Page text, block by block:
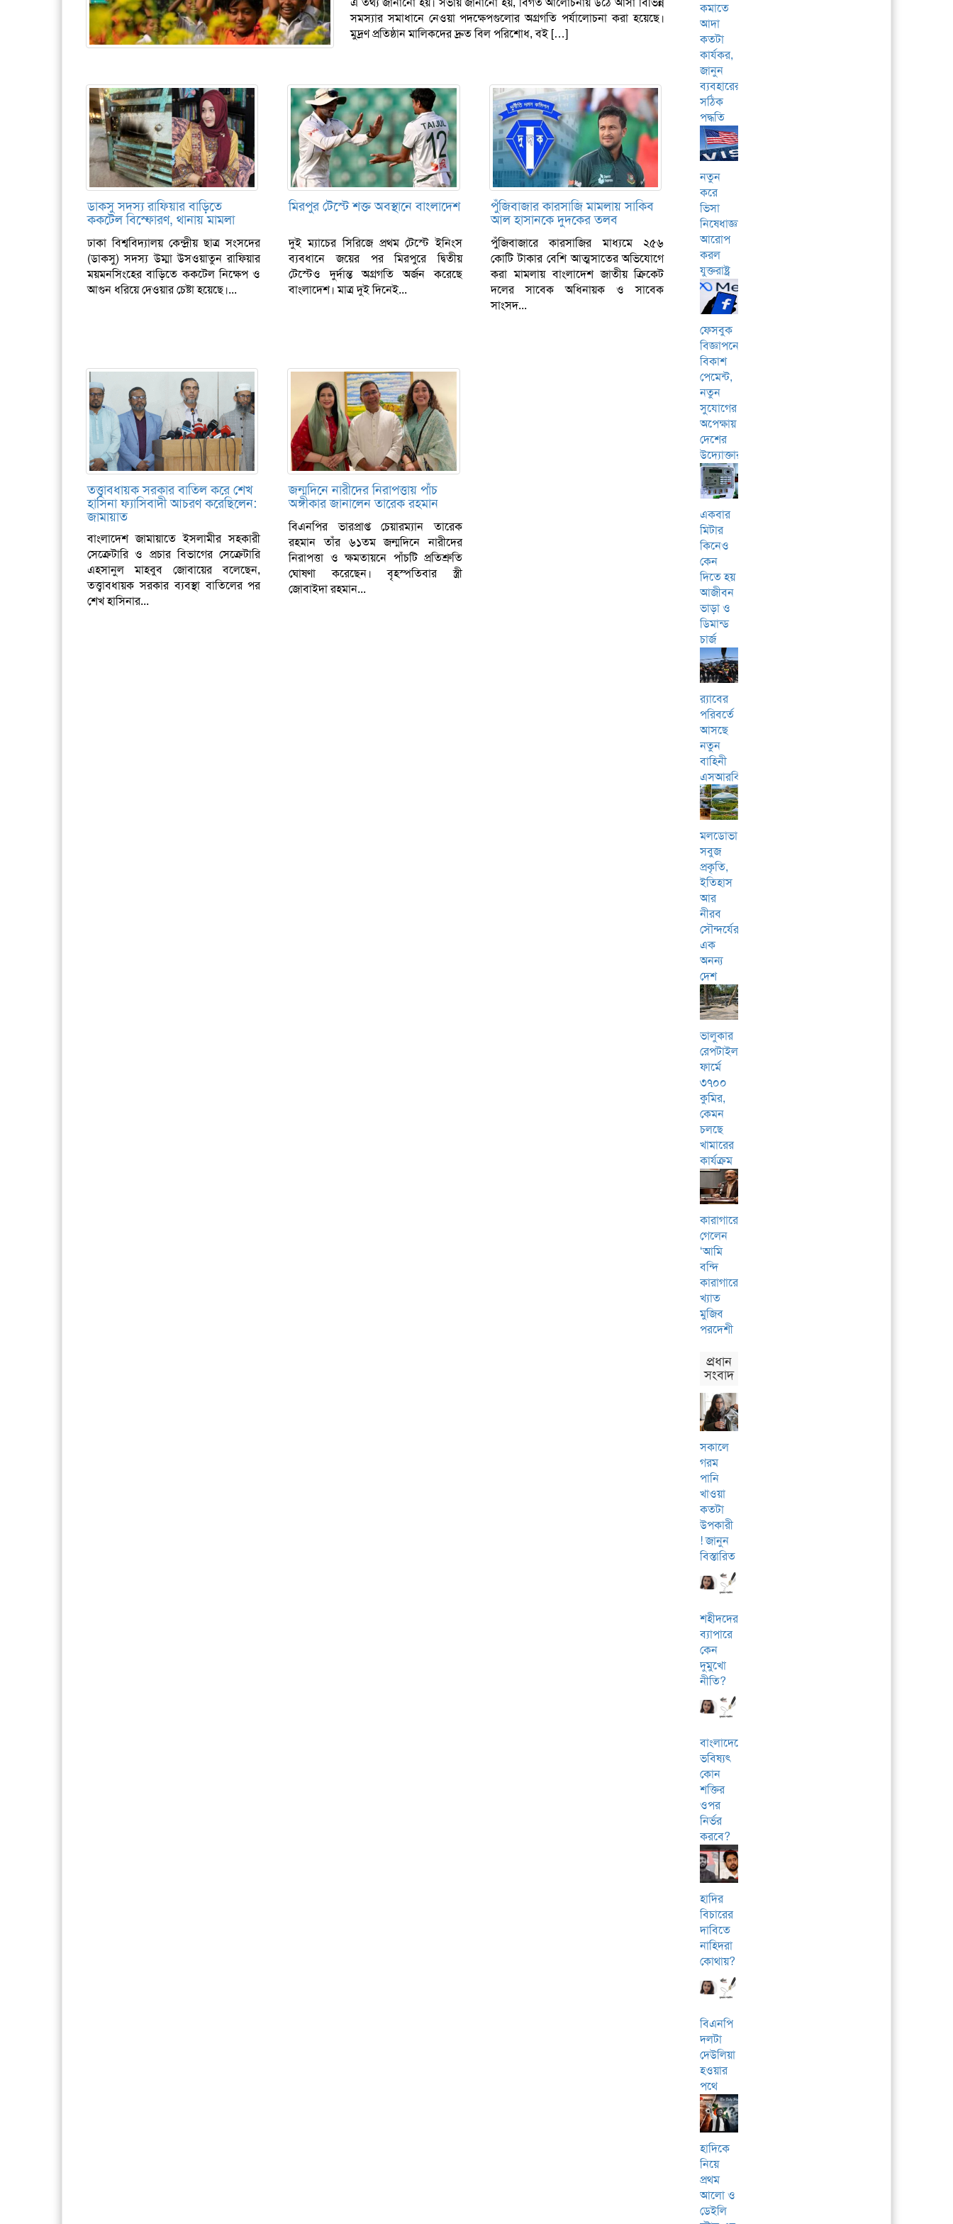
সমস্যার সমাধানে নেওয়া পদক্ষেপগুলোর অগ্রগতি পর্যালোচনা করা হয়েছে।
মুদ্রণ প্রতিষ্ঠান মালিকদের দ্রুত বিল পরিশোধ, বই […]
ডাকসু সদস্য রাফিয়ার বাড়িতে
ককটেল বিস্ফোরণ, থানায় মামলা
ঢাকা বিশ্ববিদ্যালয় কেন্দ্রীয় ছাত্র সংসদের
(ডাকসু) সদস্য উম্মা উসওয়াতুন রাফিয়ার
ময়মনসিংহের বাড়িতে ককটেল নিক্ষেপ ও
আগুন ধরিয়ে দেওয়ার চেষ্টা হয়েছে।...
মিরপুর টেস্টে শক্ত অবস্থানে বাংলাদেশ
দুই ম্যাচের সিরিজে প্রথম টেস্টে ইনিংস
ব্যবধানে জয়ের পর মিরপুরে দ্বিতীয়
টেস্টেও দুর্দান্ত অগ্রগতি অর্জন করেছে
বাংলাদেশ। মাত্র দুই দিনেই...
পুঁজিবাজার কারসাজি মামলায় সাকিব
আল হাসানকে দুদকের তলব
পুঁজিবাজারে কারসাজির মাধ্যমে ২৫৬
কোটি টাকার বেশি আত্মসাতের অভিযোগে
করা মামলায় বাংলাদেশ জাতীয় ক্রিকেট
দলের সাবেক অধিনায়ক ও সাবেক
সাংসদ...
তত্ত্বাবধায়ক সরকার বাতিল করে শেখ
হাসিনা ফ্যাসিবাদী আচরণ করেছিলেন:
জামায়াত
বাংলাদেশ জামায়াতে ইসলামীর সহকারী
সেক্রেটারি ও প্রচার বিভাগের সেক্রেটারি
এহসানুল মাহবুব জোবায়ের বলেছেন,
তত্ত্বাবধায়ক সরকার ব্যবস্থা বাতিলের পর
শেখ হাসিনার...
জন্মদিনে নারীদের নিরাপত্তায় পাঁচ
অঙ্গীকার জানালেন তারেক রহমান
বিএনপির ভারপ্রাপ্ত চেয়ারম্যান তারেক
রহমান তাঁর ৬১তম জন্মদিনে নারীদের
নিরাপত্তা ও ক্ষমতায়নে পাঁচটি প্রতিশ্রুতি
ঘোষণা করেছেন। বৃহস্পতিবার স্ত্রী
জোবাইদা রহমান...
কমাতে
আদা
কতটা
কার্যকর,
জানুন
ব্যবহারের
সঠিক
পদ্ধতি
নতুন
করে
ভিসা
নিষেধাজ্ঞা
আরোপ
করল
যুক্তরাষ্ট্র
ফেসবুক
বিজ্ঞাপনে
বিকাশ
পেমেন্ট,
নতুন
সুযোগের
অপেক্ষায়
দেশের
উদ্যোক্তারা
একবার
মিটার
কিনেও
কেন
দিতে হয়
আজীবন
ভাড়া ও
ডিমান্ড
চার্জ
র‌্যাবের
পরিবর্তে
আসছে
নতুন
বাহিনী
এসআরবি
মলডোভা:
সবুজ
প্রকৃতি,
ইতিহাস
আর
নীরব
সৌন্দর্যের
এক
অনন্য
দেশ
ভালুকার
রেপটাইলস
ফার্মে
৩৭০০
কুমির,
কেমন
চলছে
খামারের
কার্যক্রম
কারাগারে
গেলেন
‘আমি
বন্দি
কারাগারে’
খ্যাত
মুজিব
পরদেশী
প্রধান
সংবাদ
সকালে
গরম
পানি
খাওয়া
কতটা
উপকারী
! জানুন
বিস্তারিত
শহীদদের
ব্যাপারে
কেন
দুমুখো
নীতি?
বাংলাদেশের
ভবিষ্যৎ
কোন
শক্তির
ওপর
নির্ভর
করবে?
হাদির
বিচারের
দাবিতে
নাহিদরা
কোথায়?
বিএনপি
দলটা
দেউলিয়া
হওয়ার
পথে
হাদিকে
নিয়ে
প্রথম
আলো ও
ডেইলি